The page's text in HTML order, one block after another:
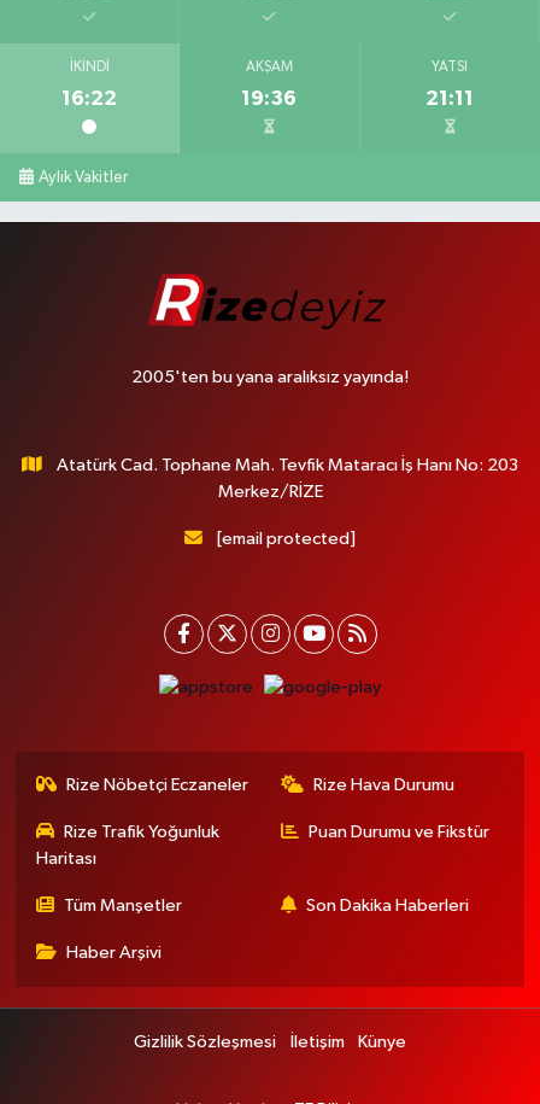
İKINDI
16:22
AKŞAM
19:36
YATSI
21:11
Aylık Vakitler
2005'ten bu yana aralıksız yayında!
Atatürk Cad. Tophane Mah. Tevfik Mataracı İş Hanı No: 203
Merkez/RİZE
[email protected]
Rize Nöbetçi Eczaneler Rize Hava Durumu
Rize Trafik Yoğunluk
Haritası
Puan Durumu ve Fikstür
Tüm Manşetler Son Dakika Haberleri
Haber Arşivi
Gizlilik Sözleşmesi İletişim Künye